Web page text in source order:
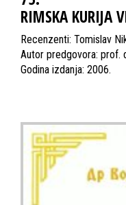
RIMSKA KURIJA
Recenzenti: Tomislav
Autor predgovora: prof.
Godina izdanja: 2006.